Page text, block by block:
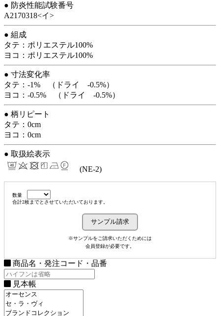
● 防炎性能試験番号
A2170318<イ>
● 組成
タテ：ポリエステル100%
ヨコ：ポリエステル100%
● 寸法変化率
タテ：-1% （ドライ -0.5%）
ヨコ：-0.5% （ドライ -0.5%）
● 柄リピート
タテ：0cm
ヨコ：0cm
● 取扱絵表示
(NE-2)
数量
合計2枚までとさせていただいております。
※サンプルをご請求いただくためには
会員登録が必要です。
商品名・発注コード・品番
見本帳